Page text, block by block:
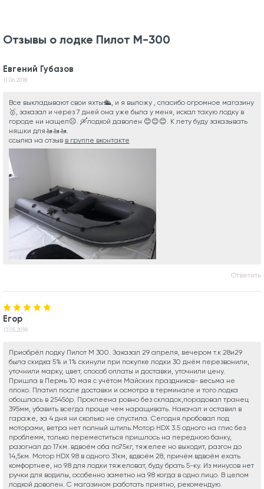
Отзывы о лодке Пилот М-300
Евгений Губазов
11.06.2018
Все выкладывают свои яхты🛳, и я выложу , спасибо огромное магазину
🥇, заказал и через 7 дней она уже была у меня, искал такую лодку в
городе ни нащел☹. 🛶лодкой даволен 😊😊😊. К лету буду заказывать
няшки для🚤🚤🚤.
ссылка на отзыв в группе вконтакте
Ответить
Егор
13.05.2018
Приобрёл лодку Пилот М 300. Заказал 29 апреля, вечером т.к 28и29
была скидка 5% и 1% скинули при покупке лодки 30 днём перезвонили,
уточнили марку, цвет, способ оплаты и доставки, уточнили цену.
Пришла в Пермь 10 мая с учётом Майских праздников- весьма не
плохо. Платил после доставки и осмотра в терминале и того лодка
обошлась в 25456р. Проклеена ровно без складок,порадовал транец
395мм, убавить всегда проще чем наращивать. Накачал и оставил в
гараже, за 4 дня ни сколько не спустила. Сегодня пробовал под
моторами, ветра нет полный штиль.Мотор HDX 3.5 одного на глис без
проблемм, только переместиться пришлось на переднюю банку,
разогнал до 17км. вдвоём оба по75кг, тяжелее но выходит, разгон до
14,5км. Мотор HDX 9.8 в одного 31км, вдвоём 28, причём вдвоём ехать
комфортнее, но 9.8 для лодки тяжеловат, буду брать 5-ку. Из минусов нет
ручки для водилы, особенно заметно на 9.8 когда в одно лицо. В целом
лодкой доволен. С магазином работать приятно, рекомендую.